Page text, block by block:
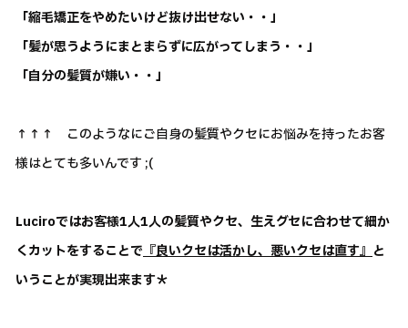
「縮毛矯正をやめたいけど抜け出せない・・」
「髪が思うようにまとまらずに広がってしまう・・」
「自分の髪質が嫌い・・」
↑↑↑ このようなにご自身の髪質やクセにお悩みを持ったお客
様はとても多いんです ;(
Luciroではお客様1人1人の髪質やクセ、生えグセに合わせて細か
くカットをすることで『良いクセは活かし、悪いクセは直す』と
いうことが実現出来ます＊